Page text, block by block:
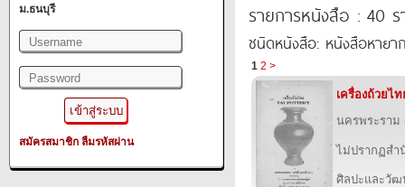
ม.ธนบุรี
สมัครสมาชิก ลืมรหัสผ่าน
รายการหนังสือ : 40 ร
ชนิดหนังสือ: หนังสือหายา
1 2 >
เครื่องถ้วยไ
นครพระราม
ไม่ปรากฏส
ศิลปะและวัฒ